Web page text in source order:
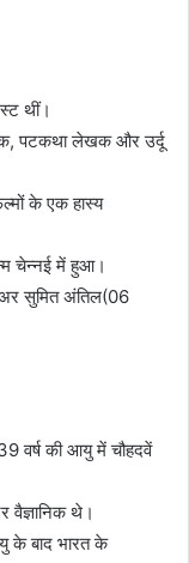
थीं।
पटकथा लेखक और उर्दू
के एक हास्य
चेन्नई में हुआ।
सुमित अंतिल(06
वर्ष की आयु में चौहदवें
थे।
के बाद भारत के